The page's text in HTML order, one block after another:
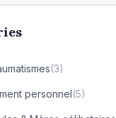
(3)
personnel(5)